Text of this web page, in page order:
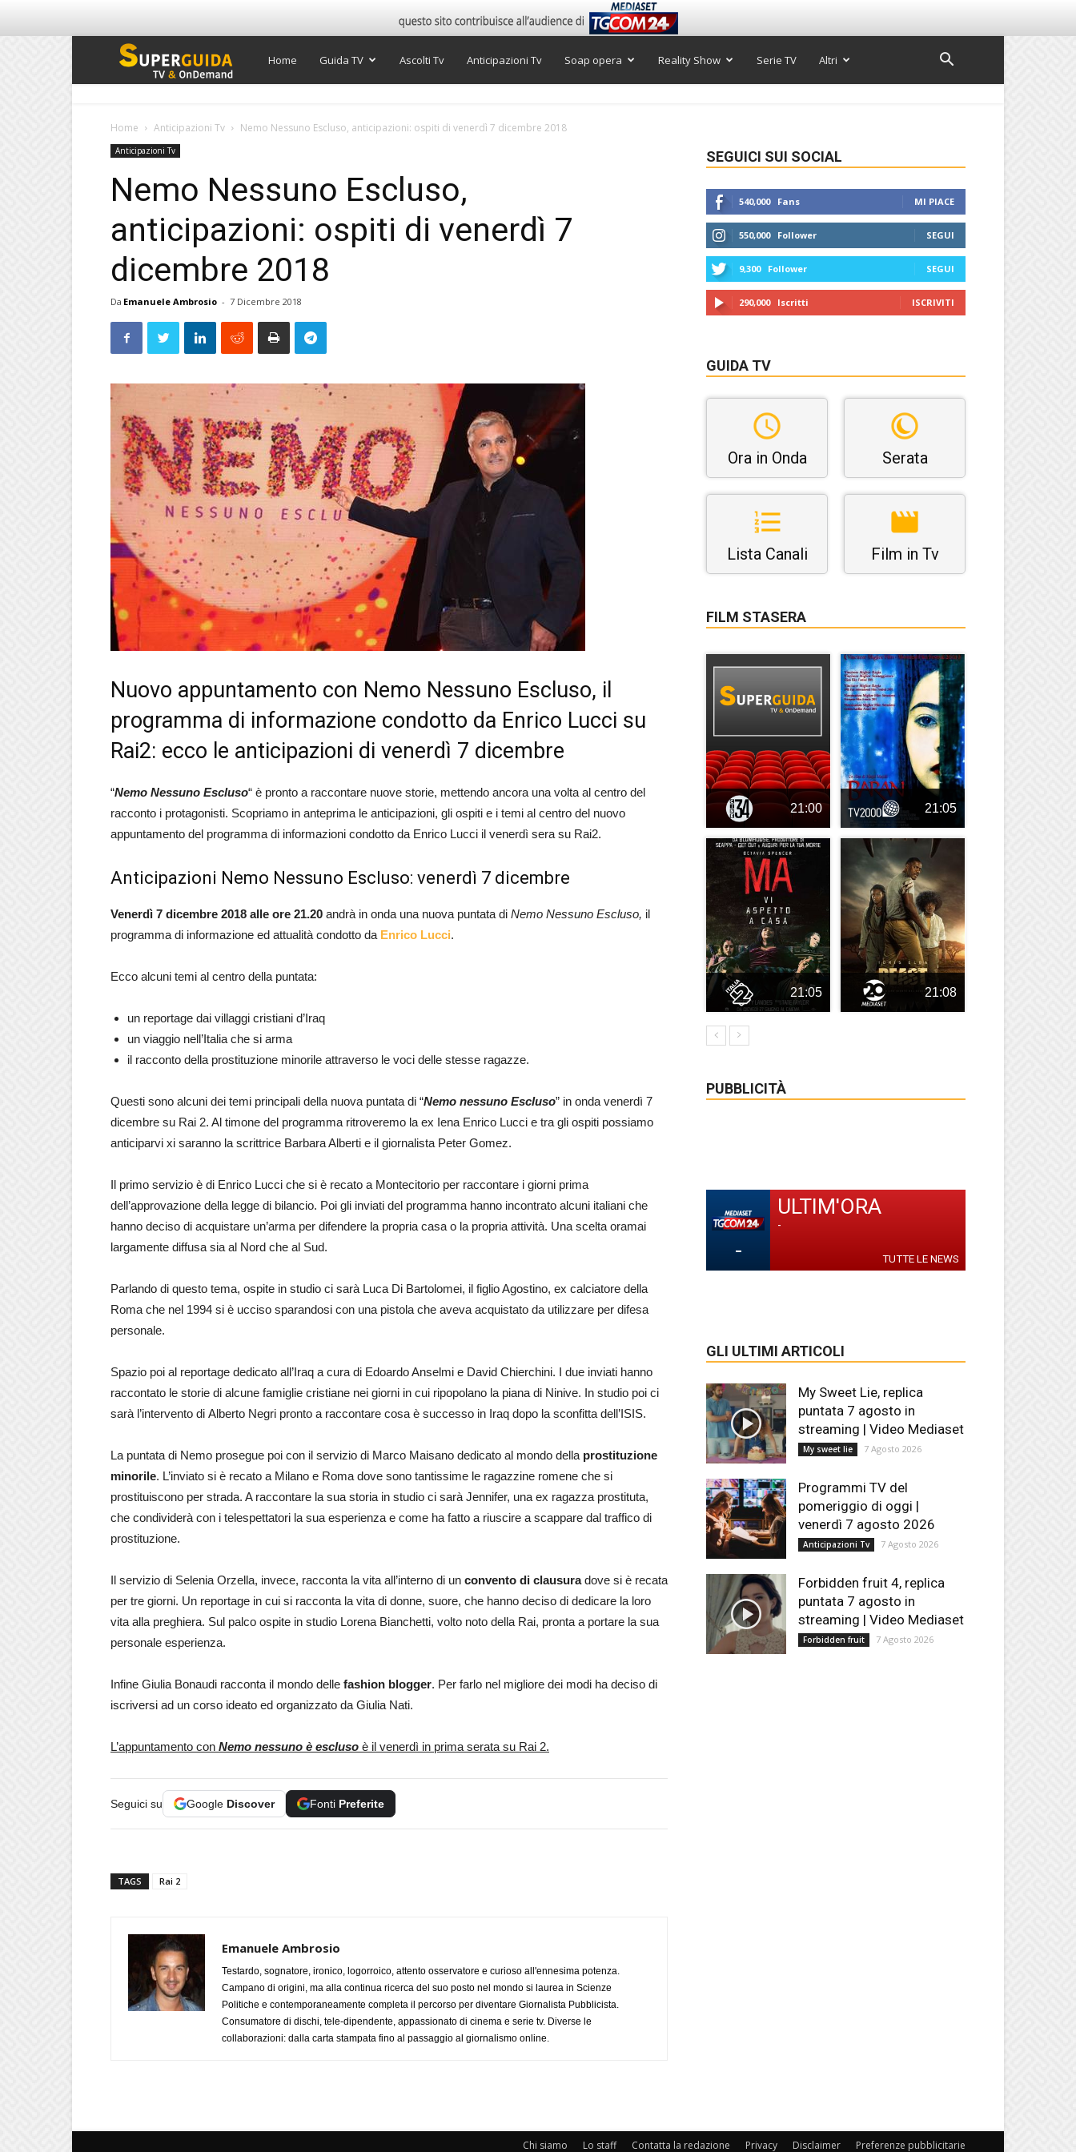
Super
Home Guida TV Ascolti Tv Anticipazioni Tv Soap opera Reality Show Serie TV Altri
Home Anticipazioni Tv Nemo Nessuno Escluso, anticipazioni: ospiti di venerdì 7 dicembre 2018
Anticipazioni Tv
Nemo Nessuno Escluso,
anticipazioni: ospiti di venerdì 7
dicembre 2018
Da Emanuele Ambrosio - 7 Dicembre 2018
Nuovo appuntamento con Nemo Nessuno Escluso, il
programma di informazione condotto da Enrico Lucci su
Rai2: ecco le anticipazioni di venerdì 7 dicembre
“Nemo Nessuno Escluso“ è pronto a raccontare nuove storie, mettendo ancora una volta al centro del
racconto i protagonisti. Scopriamo in anteprima le anticipazioni, gli ospiti e i temi al centro del nuovo
appuntamento del programma di informazioni condotto da Enrico Lucci il venerdì sera su Rai2.
Anticipazioni Nemo Nessuno Escluso: venerdì 7 dicembre
Venerdì 7 dicembre 2018 alle ore 21.20 andrà in onda una nuova puntata di Nemo Nessuno Escluso, il
programma di informazione ed attualità condotto da Enrico Lucci.
Ecco alcuni temi al centro della puntata:
un reportage dai villaggi cristiani d’Iraq
un viaggio nell’Italia che si arma
il racconto della prostituzione minorile attraverso le voci delle stesse ragazze.
Questi sono alcuni dei temi principali della nuova puntata di “Nemo nessuno Escluso” in onda venerdì 7
dicembre su Rai 2. Al timone del programma ritroveremo la ex Iena Enrico Lucci e tra gli ospiti possiamo
anticiparvi xi saranno la scrittrice Barbara Alberti e il giornalista Peter Gomez.
Il primo servizio è di Enrico Lucci che si è recato a Montecitorio per raccontare i giorni prima
dell’approvazione della legge di bilancio. Poi gli inviati del programma hanno incontrato alcuni italiani che
hanno deciso di acquistare un’arma per difendere la propria casa o la propria attività. Una scelta oramai
largamente diffusa sia al Nord che al Sud.
Parlando di questo tema, ospite in studio ci sarà Luca Di Bartolomei, il figlio Agostino, ex calciatore della
Roma che nel 1994 si è ucciso sparandosi con una pistola che aveva acquistato da utilizzare per difesa
personale.
Spazio poi al reportage dedicato all’Iraq a cura di Edoardo Anselmi e David Chierchini. I due inviati hanno
raccontato le storie di alcune famiglie cristiane nei giorni in cui ripopolano la piana di Ninive. In studio poi ci
sarà l’intervento di Alberto Negri pronto a raccontare cosa è successo in Iraq dopo la sconfitta dell’ISIS.
La puntata di Nemo prosegue poi con il servizio di Marco Maisano dedicato al mondo della prostituzione
minorile. L’inviato si è recato a Milano e Roma dove sono tantissime le ragazzine romene che si
prostituiscono per strada. A raccontare la sua storia in studio ci sarà Jennifer, una ex ragazza prostituta,
che condividerà con i telespettatori la sua esperienza e come ha fatto a riuscire a scappare dal traffico di
prostituzione.
Il servizio di Selenia Orzella, invece, racconta la vita all’interno di un convento di clausuradove si è recata
per tre giorni. Un reportage in cui si racconta la vita di donne, suore, che hanno deciso di dedicare la loro
vita alla preghiera. Sul palco ospite in studio Lorena Bianchetti, volto noto della Rai, pronta a portare la sua
personale esperienza.
Infine Giulia Bonaudi racconta il mondo delle fashion blogger. Per farlo nel migliore dei modi ha deciso di
iscriversi ad un corso ideato ed organizzato da Giulia Nati.
L’appuntamento con Nemo nessuno è escluso è il venerdì in prima serata su Rai 2.
Seguici su Google Discover Fonti Preferite
TAGS Rai 2
Emanuele Ambrosio
Testardo, sognatore, ironico, logorroico, attento osservatore e curioso all'ennesima potenza.
Campano di origini, ma alla continua ricerca del suo posto nel mondo si laurea in Scienze
Politiche e contemporaneamente completa il percorso per diventare Giornalista Pubblicista.
Consumatore di dischi, tele-dipendente, appassionato di cinema e serie tv. Diverse le
collaborazioni: dalla carta stampata fino al passaggio al giornalismo online.
SEGUICI SUI SOCIAL
540,000 Fans MI PIACE
550,000 Follower SEGUI
9,300 Follower SEGUI
290,000 Iscritti ISCRIVITI
GUIDA TV
Ora in Onda Serata
Lista Canali Film in Tv
FILM STASERA
21:00 21:05
21:05 21:08
PUBBLICITÀ
-
ULTIM'ORA
-
TUTTE LE NEWS
GLI ULTIMI ARTICOLI
My Sweet Lie, replica
puntata 7 agosto in
streaming | Video Mediaset
My sweet lie 7 Agosto 2026
Programmi TV del
pomeriggio di oggi |
venerdì 7 agosto 2026
Anticipazioni Tv 7 Agosto 2026
Forbidden fruit 4, replica
puntata 7 agosto in
streaming | Video Mediaset
Forbidden fruit 7 Agosto 2026
Chi siamo Lo staff Contatta la redazione Privacy Disclaimer Preferenze pubblicitarie